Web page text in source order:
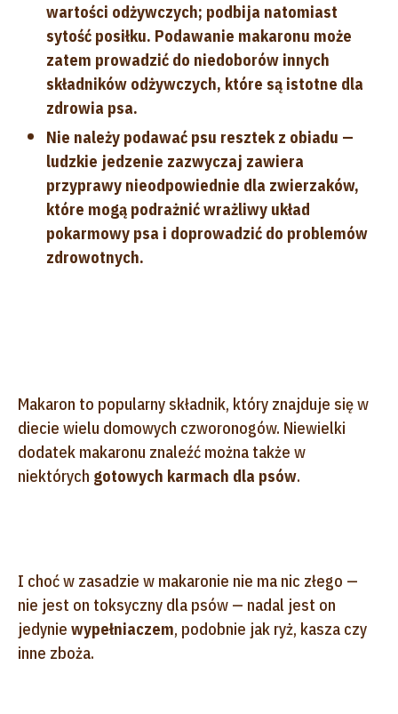
wartości odżywczych; podbija natomiast
sytość posiłku. Podawanie makaronu może
zatem prowadzić do niedoborów innych
składników odżywczych, które są istotne dla
zdrowia psa.
Nie należy podawać psu resztek z obiadu —
ludzkie jedzenie zazwyczaj zawiera
przyprawy nieodpowiednie dla zwierzaków,
które mogą podrażnić wrażliwy układ
pokarmowy psa i doprowadzić do problemów
zdrowotnych.
Makaron to popularny składnik, który znajduje się w
diecie wielu domowych czworonogów. Niewielki
dodatek makaronu znaleźć można także w
niektórych gotowych karmach dla psów.
I choć w zasadzie w makaronie nie ma nic złego —
nie jest on toksyczny dla psów — nadal jest on
jedynie wypełniaczem, podobnie jak ryż, kasza czy
inne zboża.